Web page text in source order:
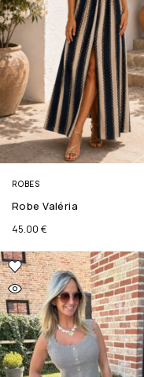
ROBES
Robe Valéria
45.00 €